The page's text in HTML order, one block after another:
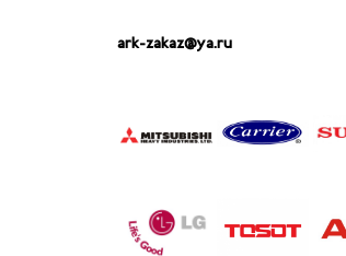
ark-zakaz@ya.ru